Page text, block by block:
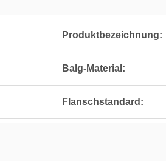
Produktbezeichnung:
Balg-Material:
Flanschstandard: